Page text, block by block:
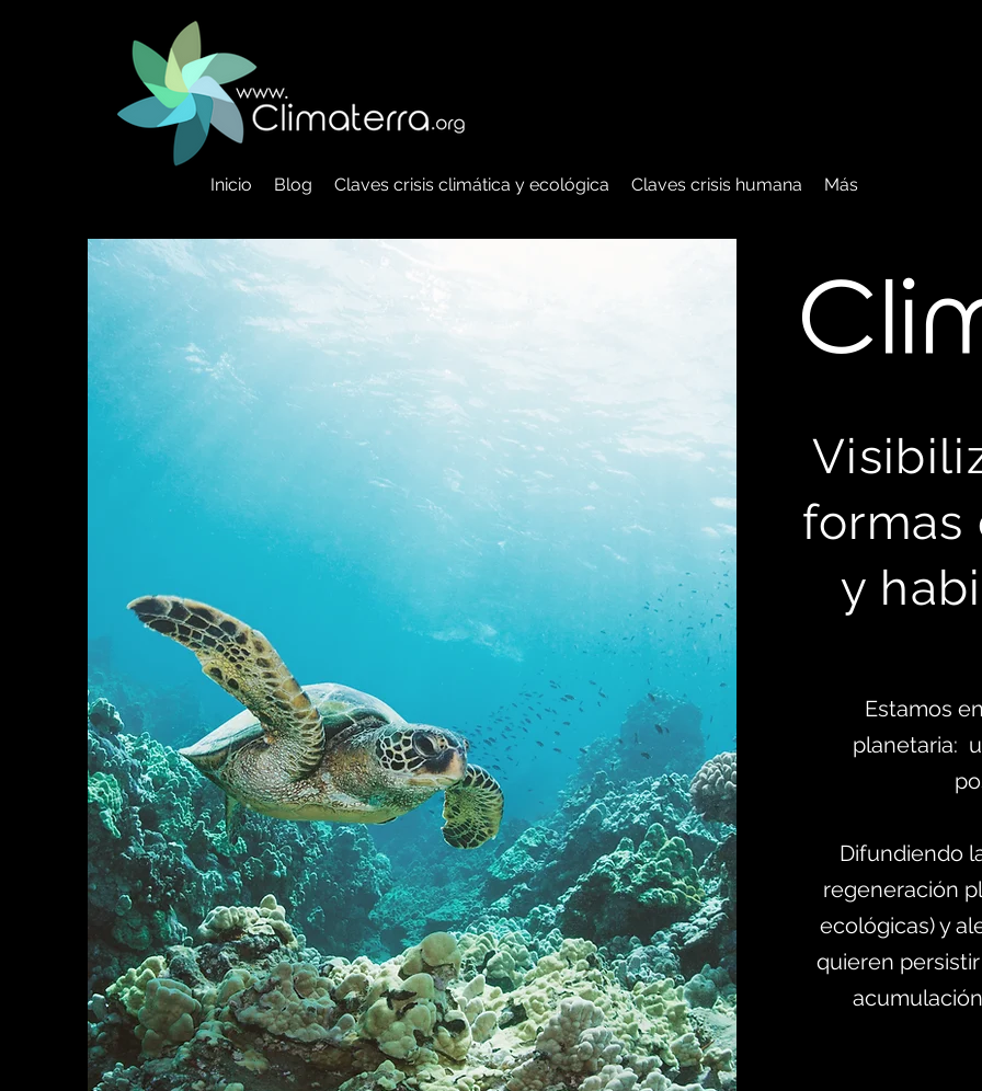
Inicio Blog Claves crisis climática y ecológica Claves crisis humana Más
C
formas
y
Estamos
planetaria:
Difundiendo
regeneración
ecológicas) y
quieren